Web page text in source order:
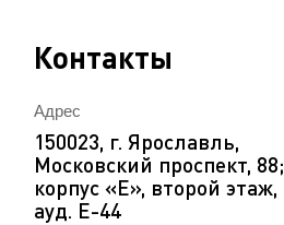
Контакты
Адрес
150023, г. Ярославль,
Московский проспект, 88;
корпус «Е», второй этаж,
ауд. Е-44